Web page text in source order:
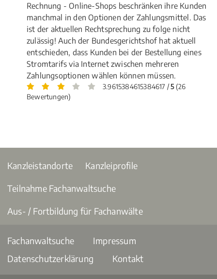
Rechnung - Online-Shops beschränken ihre Kunden
manchmal in den Optionen der Zahlungsmittel. Das
ist der aktuellen Rechtsprechung zu folge nicht
zulässig! Auch der Bundesgerichtshof hat aktuell
entschieden, dass Kunden bei der Bestellung eines
Stromtarifs via Internet zwischen mehreren
Zahlungsoptionen wählen können müssen.
3.9615384615384617 /5(26
Bewertungen)
Kanzleistandorte Kanzleiprofile
Teilnahme Fachanwaltsuche
Aus- / Fortbildung für Fachanwälte
Fachanwaltsuche
Impressum
Datenschutzerklärung
Kontakt